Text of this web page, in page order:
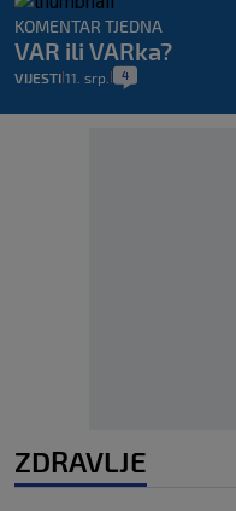
KOMENTAR TJEDNA
VAR ili VARka?
VIJESTI 11. srp. 4
ZDRAVLJE